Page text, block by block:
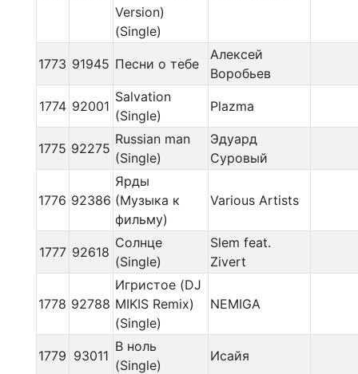
Version)
(Single)
1773 91945 Песни о тебе
Алексей
Воробьев
1774 92001
Salvation
(Single)
Plazma
1775 92275
Russian man
(Single)
Эдуард
Суровый
1776 92386
Ярды
(Музыка к
фильму)
Various Artists
1777 92618
Солнце
(Single)
Slem feat.
Zivert
1778 92788
Игристое (DJ
MIKIS Remix)
(Single)
NEMIGA
1779 93011
В ноль
(Single)
Исайя